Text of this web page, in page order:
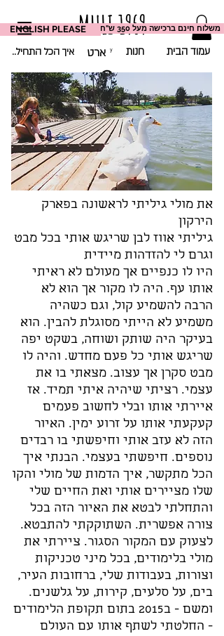
MULI 1969
Illustrations By Ldor Berlinski
משלוח חינם ברכישה מעל 350 ש"ח ENGLISH PLEASE
..איך הכל התחיל ארט חנות עמוד הבית
את מולי גיליתי לראשונה בפארק
הירקון
גיליתי אווז לבן שריגש אותי בכל מבט
וגרם לי להזדהות מיידית
היו לו כנפיים אך מעולם לא ראיתי
אותו עף. היה לו מקור אך הוא לא
הרבה להשמיע קול, וגם כשהיה
משמיע לא הייתי מסוגלת להבין. הוא
בעיקר היה שותק ושוחה, בשקט יפה
שריגש אותי כל פעם מחדש. והיה לו
מבט סקרן אך עצוב. מצאתי בו את
עצמי. רציתי שיהיה איתי תמיד. אז
איירתי אותו ובלי לחשוב פעמים
קעקעתי אותו על זרוע ימין. האיור
הזה לא עזב אותי וחיפשתי בו רבדים
נוספים. חיפשתי בעצמי. הבנתי איך
הכל מתקשר, איך הדמות של מולי והקו
שלו מציירים אותי ואת החיים שלי
והתחלתי לבטא את האיור הזה בכל
צורה אפשרית. השתוקקתי להתבטא.
לצעוק עם המקור הסגור. ציירתי את
מולי בלימודים, בכל מיני טכניקות
וצורות, בעבודות שלי, ברחובות העיר,
בים, על סלעים, קירות, על גלשנים.
ומשם - ב2015 בתום תקופת הלימודים
- החלטתי לשתף אותו עם העולם